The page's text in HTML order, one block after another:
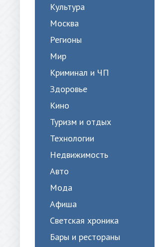
Культура
Москва
Регионы
Мир
Криминал и ЧП
Здоровье
Кино
Туризм и отдых
Технологии
Недвижимость
Авто
Мода
Афиша
Светская хроника
Бары и рестораны